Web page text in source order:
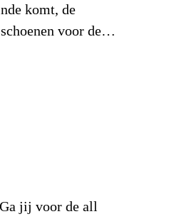
komt, de
voor de…
jij voor de all